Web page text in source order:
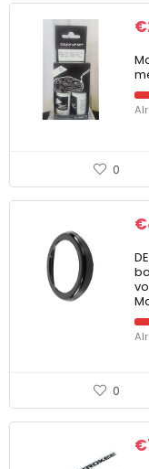
€
0
€
0
€